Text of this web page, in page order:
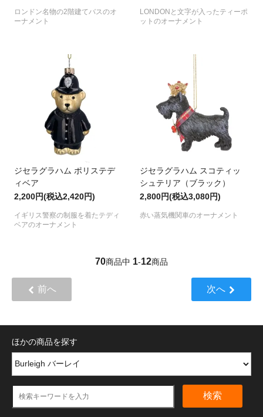
ロンドン名物の2階建てバスのオ
ーナメント
LONDONと文字が入ったティーポ
ットのオーナメント
ジセラグラハム ポリステデ
ィベア
2,200円(税込2,420円)
イギリス警察の制服を着たテディ
ベアのオーナメント
ジセラグラハム スコティッ
シュテリア（ブラック）
2,800円(税込3,080円)
赤い蒸気機関車のオーナメント
70商品中 1-12商品
前へ 次へ
ほかの商品を探す
検索